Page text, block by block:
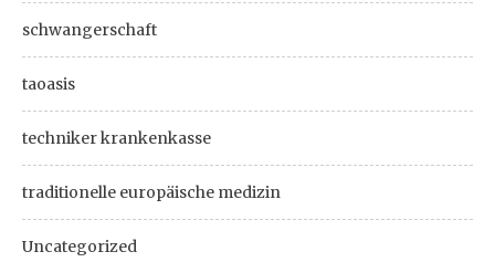
schwangerschaft
taoasis
techniker krankenkasse
traditionelle europäische medizin
Uncategorized